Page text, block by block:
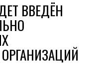
ВВЕДЁН